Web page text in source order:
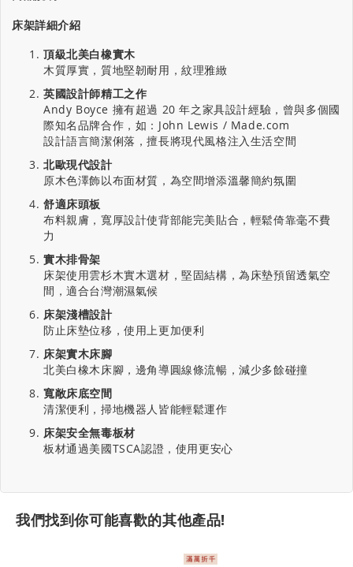
床架詳細介紹
頂級北美白橡實木
木質厚實，質地堅韌耐用，紋理雅緻
英國設計師精工之作
Andy Boyce 擁有超過 20 年之家具設計經驗，曾與多個國
際知名品牌合作，如：John Lewis / Made.com
設計語言簡潔俐落，擅長將現代風格注入生活空間
北歐現代設計
原木色澤飾以布面材質，為空間增添溫馨簡約氛圍
舒適床頭板
布料親膚，寬厚設計使背部能完美貼合，輕鬆倚靠毫不費
力
實木排骨架
床架使用雲杉木實木選材，堅固結構，為床墊預留透氣空
間，適合台灣潮濕氣候
床架淺槽設計
防止床墊位移，使用上更加便利
床架實木床腳
北美白橡木床腳，邊角導圓線條流暢，減少多餘碰撞
寬敞床底空間
清潔便利，掃地機器人皆能輕鬆運作
床架安全無毒板材
板材通過美國TSCA認證，使用更安心
我們找到你可能喜歡的其他產品!